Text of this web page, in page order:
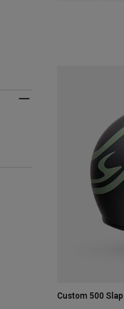
500
Custom 500 Slap